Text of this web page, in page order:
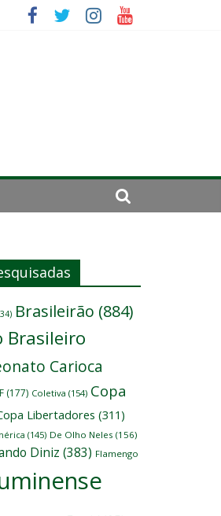
Brasileirão (884)
Brasileiro
Carioca
(177) Coletiva (154) Copa
Libertadores (311)
(145) De Olho Neles (156)
Diniz (383) Flamengo